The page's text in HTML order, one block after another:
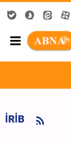
İRİB